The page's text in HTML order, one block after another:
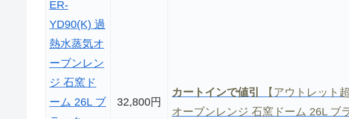
32,800円
カートインで値引
【アウトレット
オーブンレンジ 石窯ドーム 26L ブ